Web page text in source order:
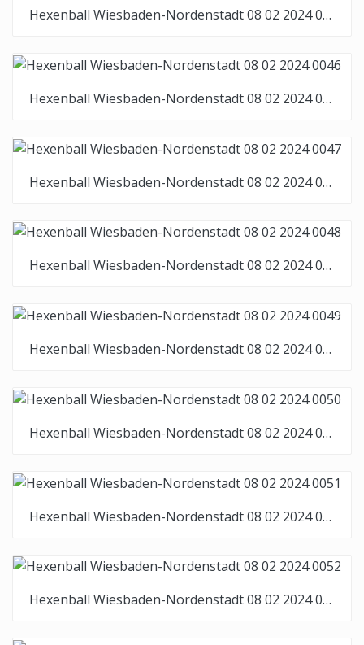
Hexenball Wiesbaden-Nordenstadt 08 02 2024 0045
Hexenball Wiesbaden-Nordenstadt 08 02 2024 0046
Hexenball Wiesbaden-Nordenstadt 08 02 2024 0047
Hexenball Wiesbaden-Nordenstadt 08 02 2024 0048
Hexenball Wiesbaden-Nordenstadt 08 02 2024 0049
Hexenball Wiesbaden-Nordenstadt 08 02 2024 0050
Hexenball Wiesbaden-Nordenstadt 08 02 2024 0051
Hexenball Wiesbaden-Nordenstadt 08 02 2024 0052